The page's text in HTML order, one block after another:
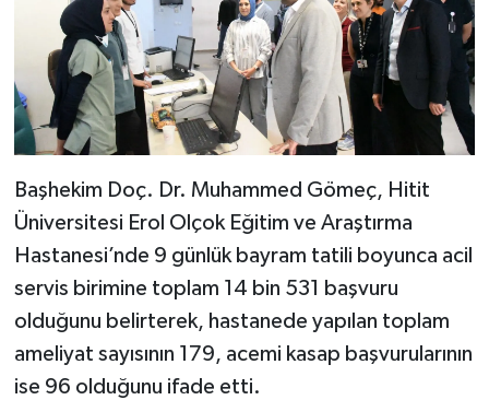
Başhekim Doç. Dr. Muhammed Gömeç, Hitit
Üniversitesi Erol Olçok Eğitim ve Araştırma
Hastanesi’nde 9 günlük bayram tatili boyunca acil
servis birimine toplam 14 bin 531 başvuru
olduğunu belirterek, hastanede yapılan toplam
ameliyat sayısının 179, acemi kasap başvurularının
ise 96 olduğunu ifade etti.